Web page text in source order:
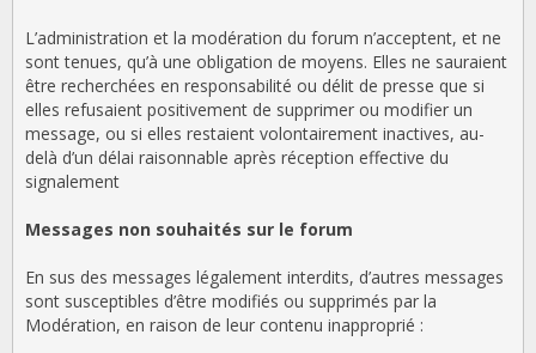
L’administration et la modération du forum n’acceptent, et ne
sont tenues, qu’à une obligation de moyens. Elles ne sauraient
être recherchées en responsabilité ou délit de presse que si
elles refusaient positivement de supprimer ou modifier un
message, ou si elles restaient volontairement inactives, au-
delà d’un délai raisonnable après réception effective du
signalement
Messages non souhaités sur le forum
En sus des messages légalement interdits, d’autres messages
sont susceptibles d’être modifiés ou supprimés par la
Modération, en raison de leur contenu inapproprié :